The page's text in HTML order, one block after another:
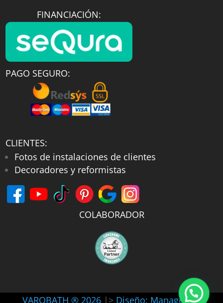
FINANCIACIÓN:
PAGO SEGURO:
CLIENTES:
Fotos de instalaciones de clientes
Decoradores y reformistas
COLABORADOR
VAROBATH ® 2026 |> Diseño: Manager-